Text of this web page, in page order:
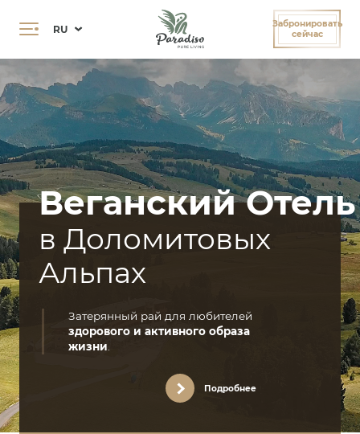
RU
Забронировать
сейчас
Веганский Отель
в Доломитовых
Альпах
Затерянный рай для любителей
здорового и активного образа
жизни
Подробнее